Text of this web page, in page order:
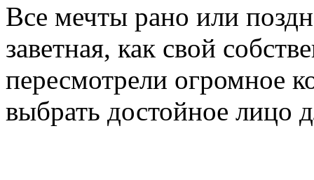
Все мечты рано или
заветная, как свой
пересмотрели огромное
выбрать достойное лицо